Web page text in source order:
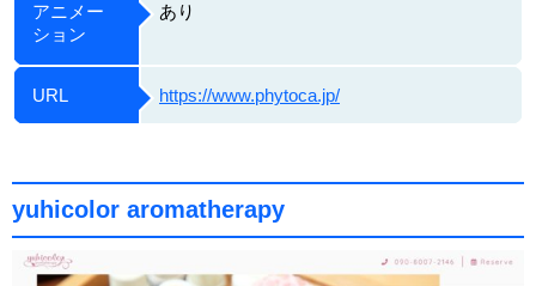
アニメー
ション
あり
URL https://www.phytoca.jp/
yuhicolor aromatherapy